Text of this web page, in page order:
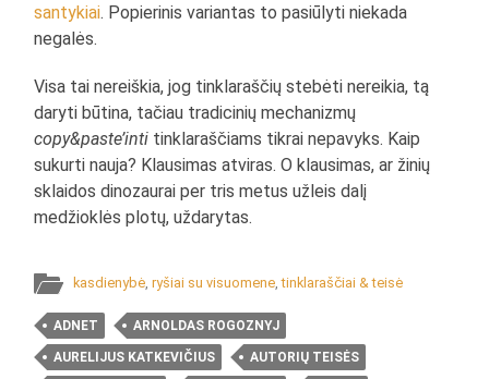
santykiai. Popierinis variantas to pasiūlyti niekada
negalės.
Visa tai nereiškia, jog tinklaraščių stebėti nereikia, tą
daryti būtina, tačiau tradicinių mechanizmų
copy&paste’inti tinklaraščiams tikrai nepavyks. Kaip
sukurti nauja? Klausimas atviras. O klausimas, ar žinių
sklaidos dinozaurai per tris metus užleis dalį
medžioklės plotų, uždarytas.
kasdienybė ,ryšiai su visuomene ,tinklaraščiai & teisė
ADNET ARNOLDAS ROGOZNYJ
AURELIJUS KATKEVIČIUS AUTORIŲ TEISĖS